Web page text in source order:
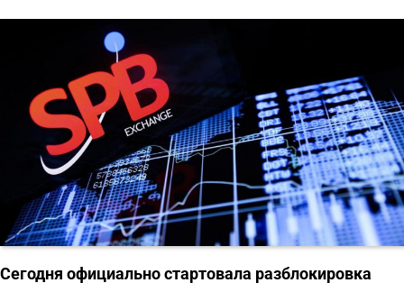
Сегодня официально стартовала разблокировка